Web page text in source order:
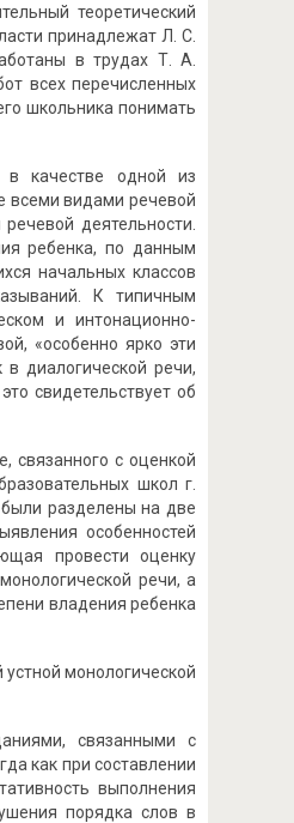
теоретический
принадлежат Л. С.
в трудах Т. А.
всех перечисленных
школьника понимать
в качестве одной из
всеми видами речевой
деятельности.
ребенка, по данным
начальных классов
К типичным
и интонационно-
«особенно ярко эти
в диалогической речи,
свидетельствует об
связанного с оценкой
школ г.
разделены на две
особенностей
провести оценку
речи, а
владения ребенка
монологической
связанными с
как при составлении
выполнения
порядка слов в